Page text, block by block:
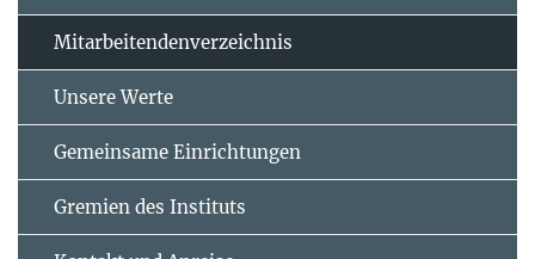
Mitarbeitendenverzeichnis
Unsere Werte
Gemeinsame Einrichtungen
Gremien des Instituts